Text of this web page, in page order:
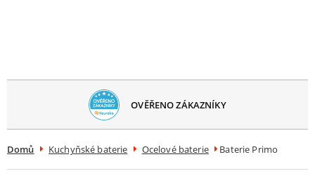
OVĚŘENO ZÁKAZNÍKY
Domů Kuchyňské baterie Ocelové baterie Baterie Primo